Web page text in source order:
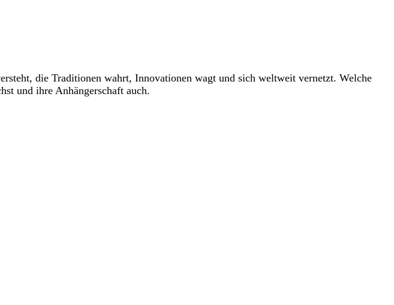
die Traditionen wahrt, Innovationen wagt und sich weltweit vernetzt. Welche
und ihre Anhängerschaft auch.